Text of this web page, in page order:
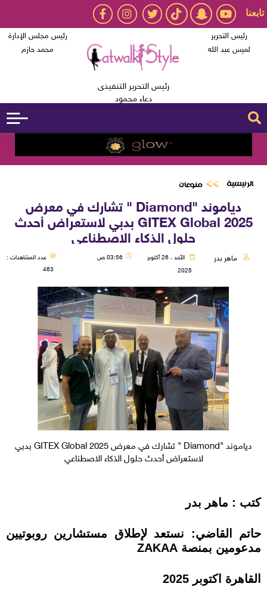
تابعنا
رئيس التحرير
لميس عبد الله
رئيس التحرير التنفيذى
دعاء محمود
رئيس مجلس الإدارة
محمد حازم
الرئيسية منوعات
دياموند "Diamond " تشارك في معرض
GITEX Global 2025 بدبي لاستعراض أحدث
حلول الذكاء الاصطناعي
ماهر بدر
الأحد ، 26 أكتوبر
2025
03:56 ص
عدد المشاهدات :
463
دياموند "Diamond " تشارك في معرض GITEX Global 2025 بدبي
لاستعراض أحدث حلول الذكاء الاصطناعي
كتب : ماهر بدر
حاتم القاضي: نستعد لإطلاق مستشارين روبوتيين
مدعومين بمنصة ZAKAA
القاهرة اكتوبر 2025